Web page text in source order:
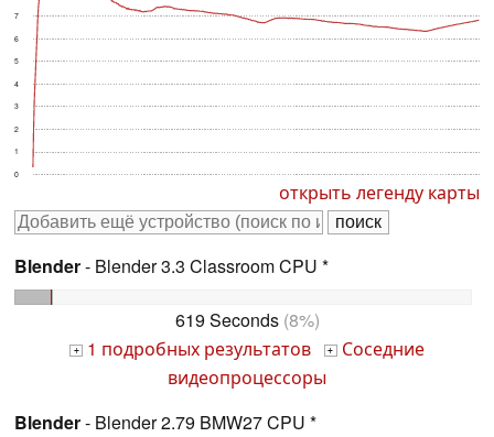
0
1
2
3
4
5
6
7
открыть легенду карты
Blender- Blender 3.3 Classroom CPU *
619 Seconds(8%)
+ 1 подробных результатов + Соседние
видеопроцессоры
Blender- Blender 2.79 BMW27 CPU *